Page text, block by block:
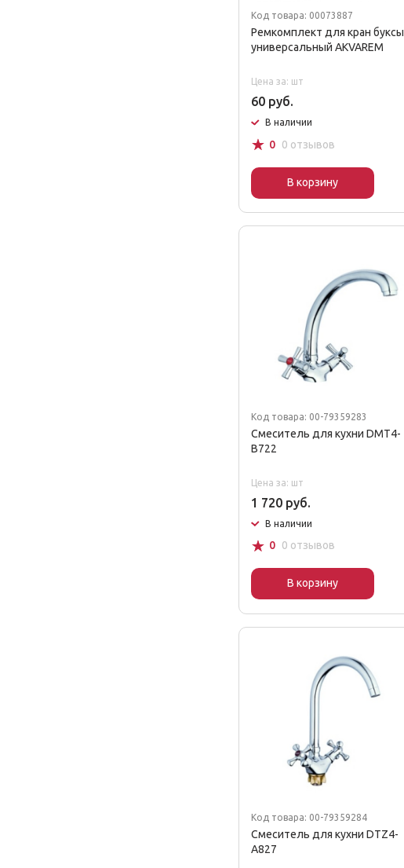
Код товара: 00073887
Ремкомплект для кран буксы
универсальный AKVAREM
Цена за: шт
60 руб.
В наличии
☆ 0 0 отзывов
В корзину
Код товара: 00-79359283
Смеситель для кухни DMT4-
B722
Цена за: шт
1 720 руб.
В наличии
☆ 0 0 отзывов
В корзину
Код товара: 00-79359284
Смеситель для кухни DTZ4-
A827